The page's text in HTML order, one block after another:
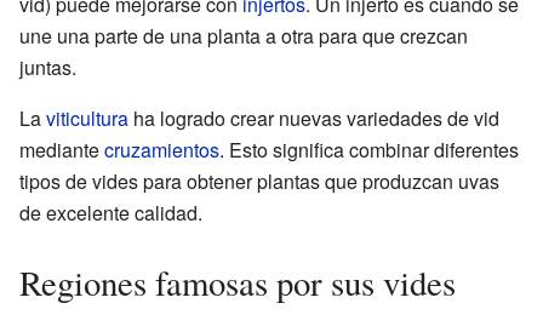
une una parte de una planta a otra para que crezcan
juntas.
Laviticultura ha logrado crear nuevas variedades de vid
mediantecruzamientos. Esto significa combinar diferentes
tipos de vides para obtener plantas que produzcan uvas
de excelente calidad.
Regiones famosas por sus vides